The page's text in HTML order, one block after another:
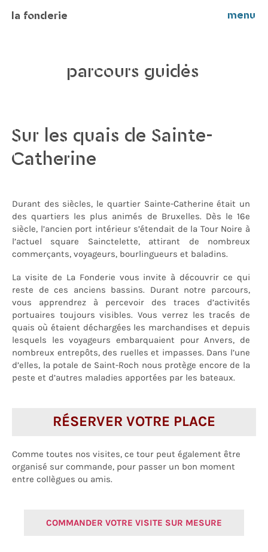
la fonderie menu
parcours guidés
Sur les quais de Sainte-
Catherine
Durant des siècles, le quartier Sainte-Catherine était un
des quartiers les plus animés de Bruxelles. Dès le 16e
siècle, l’ancien port intérieur s’étendait de la Tour Noire à
l’actuel square Sainctelette, attirant de nombreux
commerçants, voyageurs, bourlingueurs et baladins.
La visite de La Fonderie vous invite à découvrir ce qui
reste de ces anciens bassins. Durant notre parcours,
vous apprendrez à percevoir des traces d’activités
portuaires toujours visibles. Vous verrez les tracés de
quais où étaient déchargées les marchandises et depuis
lesquels les voyageurs embarquaient pour Anvers, de
nombreux entrepôts, des ruelles et impasses. Dans l’une
d’elles, la potale de Saint-Roch nous protège encore de la
peste et d’autres maladies apportées par les bateaux.
RÉSERVER VOTRE PLACE
Comme toutes nos visites, ce tour peut également être
organisé sur commande, pour passer un bon moment
entre collègues ou amis.
COMMANDER VOTRE VISITE SUR MESURE